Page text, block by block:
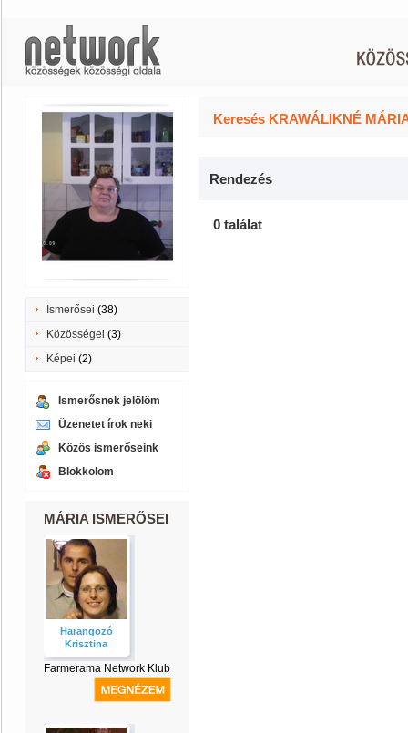
Ismerősei (38)
Közösségei (3)
Képei (2)
Ismerősnek jelölöm
Üzenetet írok neki
Közös ismerőseink
Blokkolom
MÁRIA ISMERŐSEI
Harangozó
Krisztina
Farmerama Network Klub
Keresés KRAWÁLIKNÉ
Rendezés
0 találat